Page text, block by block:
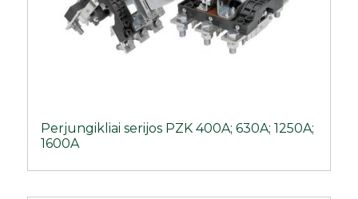
Perjungikliai serijos PZK 400A; 630A; 1250A;
1600A